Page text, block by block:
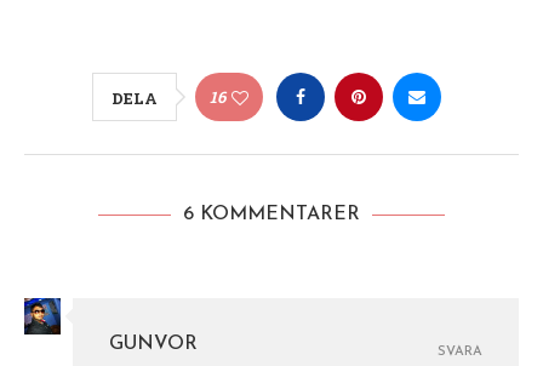
DELA 16
6 KOMMENTARER
GUNVOR
SVARA